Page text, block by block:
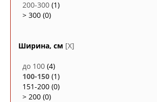
200-300 (1)
> 300 (0)
Ширина, см [X]
до 100 (4)
100-150 (1)
151-200 (0)
> 200 (0)